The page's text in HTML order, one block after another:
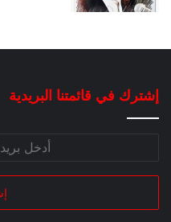
إشترك في قائمتنا البريدية